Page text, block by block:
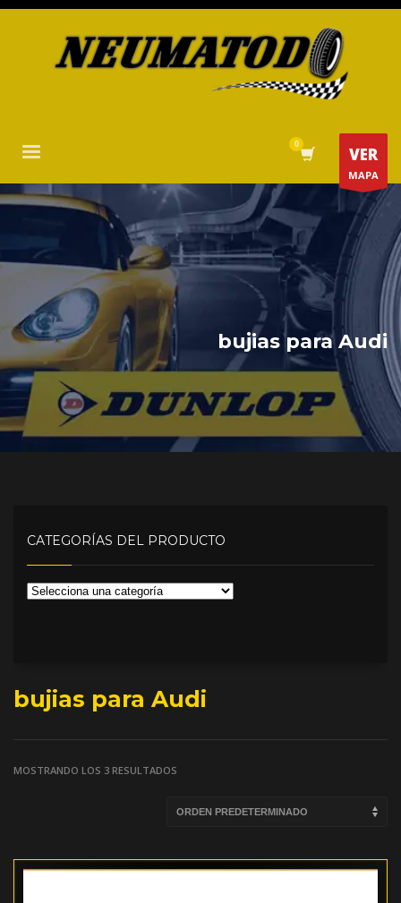
VER
MAPA
bujias para Audi
bujias para Audi
MOSTRANDO LOS 3 RESULTADOS
CATEGORÍAS DEL PRODUCTO